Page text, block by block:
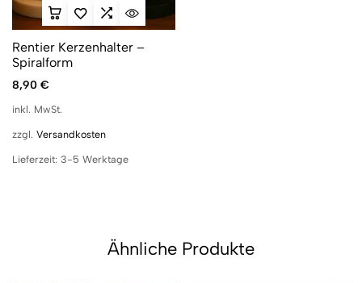
Rentier Kerzenhalter –
Spiralform
8,90 €
inkl. MwSt.
zzgl. Versandkosten
Lieferzeit: 3-5 Werktage
Ähnliche Produkte